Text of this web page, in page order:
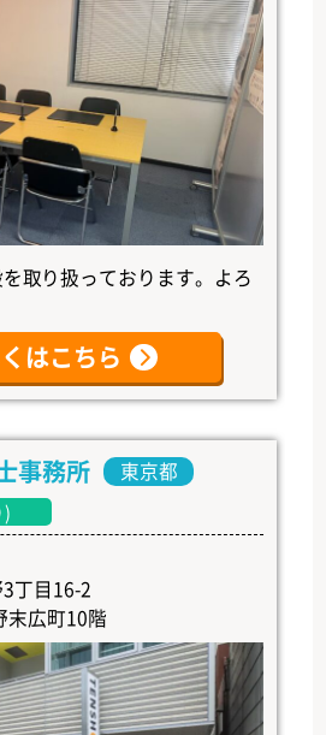
取り扱っております。よろ
はこちら
事務所 東京都
丁目16-2
末広町10階